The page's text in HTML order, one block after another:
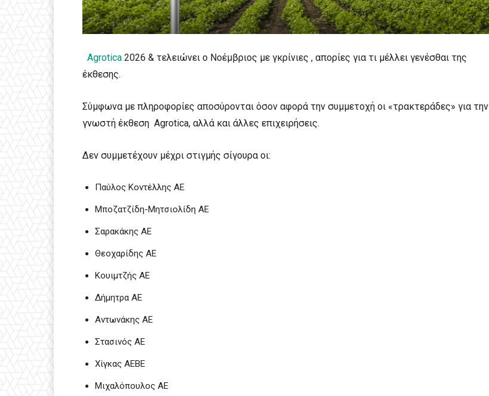
Agrotica 2026 & τελειώνει ο Νοέμβριος με γκρίνιες , απορίες για τι μέλλει γενέσθαι της
έκθεσης.
Σύμφωνα με πληροφορίες αποσύρονται όσον αφορά την συμμετοχή οι «τρακτεράδες» για την
γνωστή έκθεση Agrotica, αλλά και άλλες επιχειρήσεις.
Δεν συμμετέχουν μέχρι στιγμής σίγουρα οι:
Παύλος Κοντέλλης ΑΕ
Μποζατζίδη-Μητσιολίδη ΑΕ
Σαρακάκης ΑΕ
Θεοχαρίδης ΑΕ
Κουιμτζής ΑΕ
Δήμητρα ΑΕ
Αντωνάκης ΑΕ
Στασινός ΑΕ
Χίγκας ΑΕBE
Μιχαλόπουλος ΑΕ